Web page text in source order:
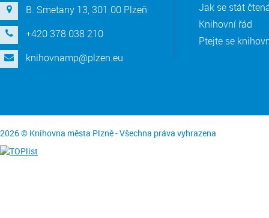
B. Smetany 13, 301 00 Plzeň
+420 378 038 210
knihovnamp@plzen.eu
Jak se stát
Knihovní řád
Ptejte se
2026 © Knihovna města Plzně - Všechna práva vyhrazena